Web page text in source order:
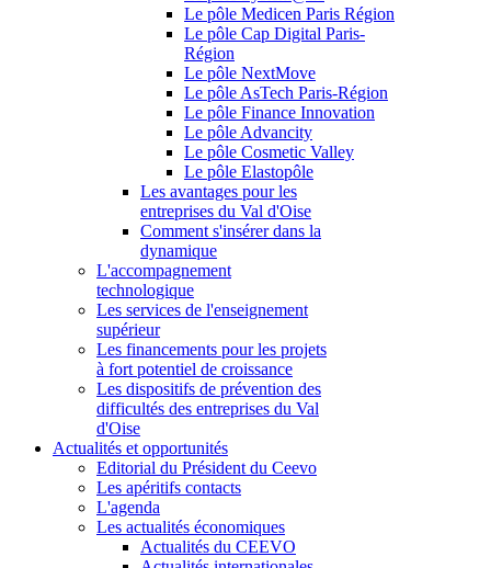
Le pôle Medicen Paris Région
Le pôle Cap Digital Paris-
Région
Le pôle NextMove
Le pôle AsTech Paris-Région
Le pôle Finance Innovation
Le pôle Advancity
Le pôle Cosmetic Valley
Le pôle Elastopôle
Les avantages pour les
entreprises du Val d'Oise
Comment s'insérer dans la
dynamique
L'accompagnement
technologique
Les services de l'enseignement
supérieur
Les financements pour les projets
à fort potentiel de croissance
Les dispositifs de prévention des
difficultés des entreprises du Val
d'Oise
Actualités et opportunités
Editorial du Président du Ceevo
Les apéritifs contacts
L'agenda
Les actualités économiques
Actualités du CEEVO